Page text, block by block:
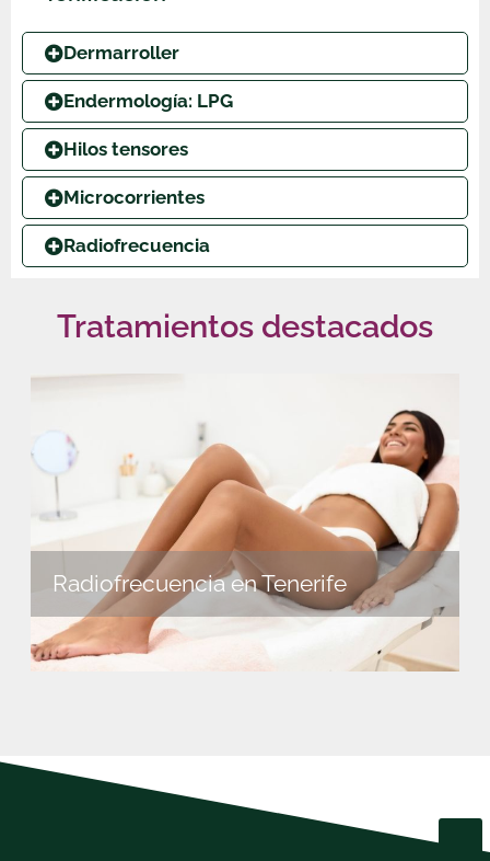
Dermarroller
Endermología: LPG
Hilos tensores
Microcorrientes
Radiofrecuencia
Tratamientos destacados
Radiofrecuencia en Tenerife